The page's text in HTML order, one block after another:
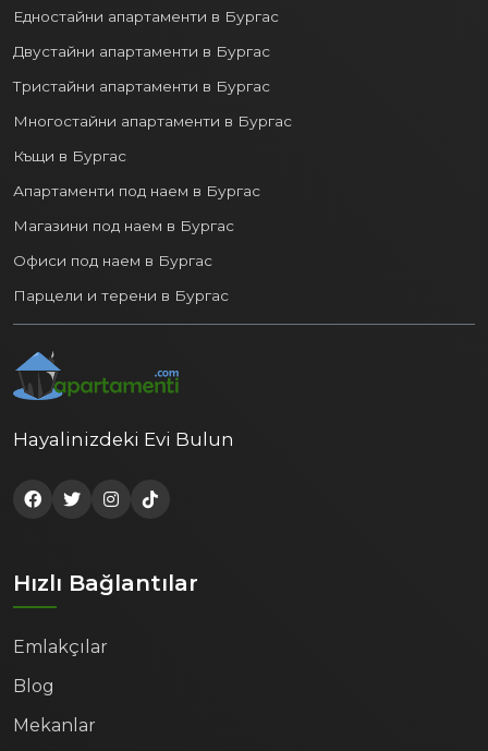
Едностайни апартаменти в Бургас
Двустайни апартаменти в Бургас
Тристайни апартаменти в Бургас
Многостайни апартаменти в Бургас
Къщи в Бургас
Апартаменти под наем в Бургас
Магазини под наем в Бургас
Офиси под наем в Бургас
Парцели и терени в Бургас
Hayalinizdeki Evi Bulun
Hızlı Bağlantılar
Emlakçılar
Blog
Mekanlar